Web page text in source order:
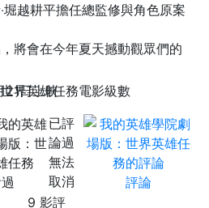
越耕平擔任總監修與角色原案
將會在今年夏天撼動觀眾們的
21日上映
已評
論過
無法
取消
評論
9 影評